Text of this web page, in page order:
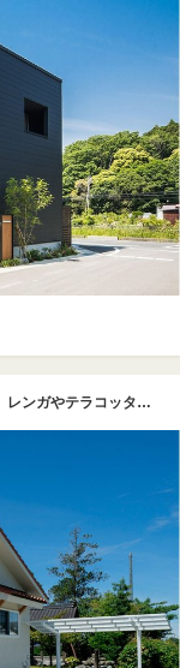
ナチュラルカラーの塗り壁、レッドカラーの瓦屋根、レンガやテラコッタ風タイルのあしらいで、人気の平屋を南欧風にアレンジ。三角屋根と同じ形にデザインしたオリジナルの門柱や赤いポストとのトータルコーディネートも素敵